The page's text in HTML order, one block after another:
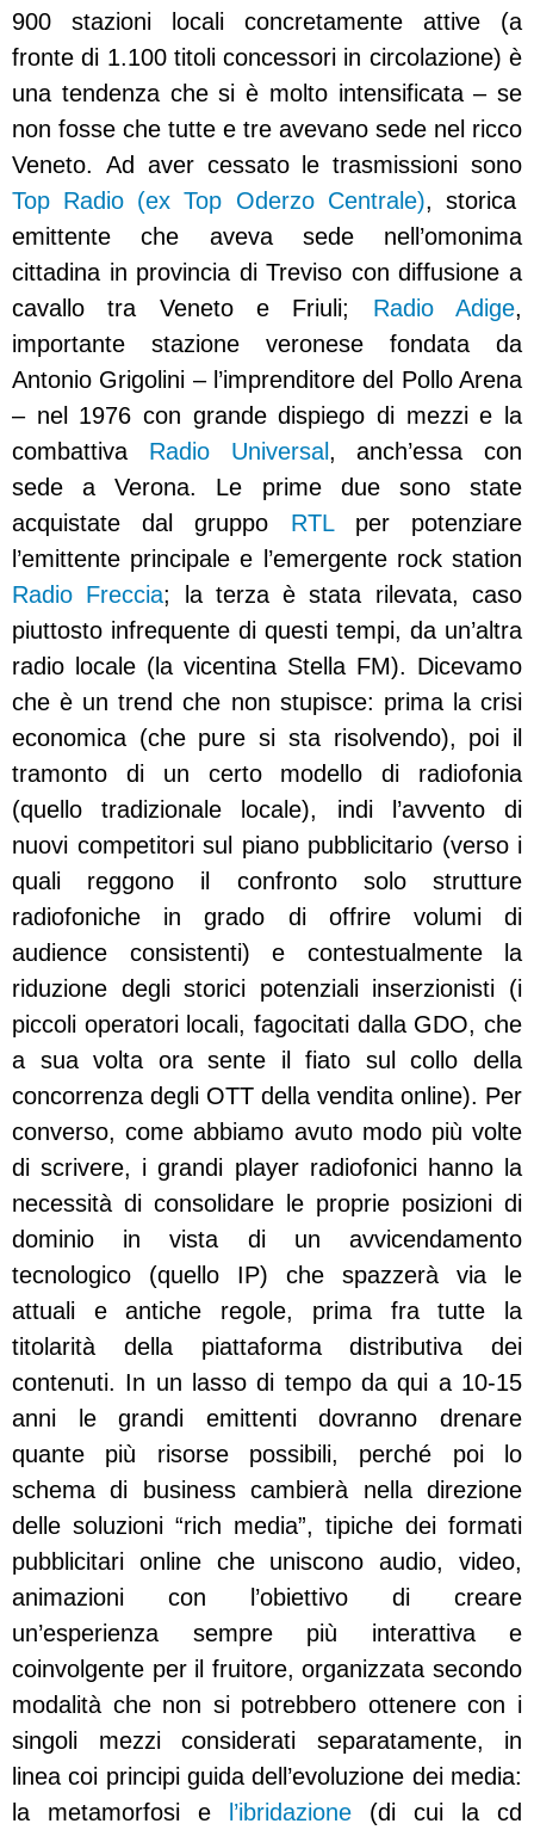
900 stazioni locali concretamente attive (a
fronte di 1.100 titoli concessori in circolazione) è
una tendenza che si è molto intensificata – se
non fosse che tutte e tre avevano sede nel ricco
Veneto. Ad aver cessato le trasmissioni sono
Top Radio (ex Top Oderzo Centrale), storica
emittente che aveva sede nell’omonima
cittadina in provincia di Treviso con diffusione a
cavallo tra Veneto e Friuli; Radio Adige,
importante stazione veronese fondata da
Antonio Grigolini – l’imprenditore del Pollo Arena
– nel 1976 con grande dispiego di mezzi e la
combattiva Radio Universal , anch’essa con
sede a Verona. Le prime due sono state
acquistate dal gruppo RTLper potenziare
l’emittente principale e l’emergente rock station
Radio Freccia; la terza è stata rilevata, caso
piuttosto infrequente di questi tempi, da un’altra
radio locale (la vicentina Stella FM). Dicevamo
che è un trend che non stupisce: prima la crisi
economica (che pure si sta risolvendo), poi il
tramonto di un certo modello di radiofonia
(quello tradizionale locale), indi l’avvento di
nuovi competitori sul piano pubblicitario (verso i
quali reggono il confronto solo strutture
radiofoniche in grado di offrire volumi di
audience consistenti) e contestualmente la
riduzione degli storici potenziali inserzionisti (i
piccoli operatori locali, fagocitati dalla GDO, che
a sua volta ora sente il fiato sul collo della
concorrenza degli OTT della vendita online). Per
converso, come abbiamo avuto modo più volte
di scrivere, i grandi player radiofonici hanno la
necessità di consolidare le proprie posizioni di
dominio in vista di un avvicendamento
tecnologico (quello IP) che spazzerà via le
attuali e antiche regole, prima fra tutte la
titolarità della piattaforma distributiva dei
contenuti. In un lasso di tempo da qui a 10-15
anni le grandi emittenti dovranno drenare
quante più risorse possibili, perché poi lo
schema di business cambierà nella direzione
delle soluzioni “rich media”, tipiche dei formati
pubblicitari online che uniscono audio, video,
animazioni con l’obiettivo di creare
un’esperienza sempre più interattiva e
coinvolgente per il fruitore, organizzata secondo
modalità che non si potrebbero ottenere con i
singoli mezzi considerati separatamente, in
linea coi principi guida dell’evoluzione dei media:
la metamorfosi e
l’ibridazione (di cui la cd